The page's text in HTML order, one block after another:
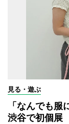
見る・遊ぶ
「なんでも服
渋谷で初個展